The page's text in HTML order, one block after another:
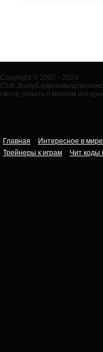
Copyright © 2007 - 2024
Club 3t клуб
света, узнать о многом
Главная Интересное в мире
Трейнеры к играм
Чит коды